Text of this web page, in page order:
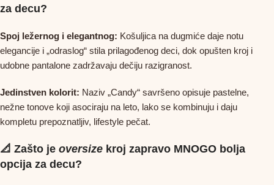
za decu?
Spoj ležernog i elegantnog: Košuljica na dugmiće daje notu
elegancije i „odraslog“ stila prilagođenog deci, dok opušten kroj i
udobne pantalone zadržavaju dečiju razigranost.
Jedinstven kolorit: Naziv „Candy“ savršeno opisuje pastelne,
nežne tonove koji asociraju na leto, lako se kombinuju i daju
kompletu prepoznatljiv, lifestyle pečat.
📐 Zašto je oversize kroj zapravo MNOGO bolja
opcija za decu?